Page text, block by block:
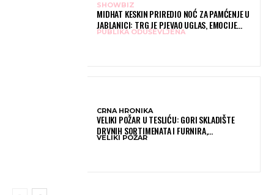
SHOWBIZ
MIDHAT KESKIN PRIREDIO NOĆ ZA PAMĆENJE U
JABLANICI: TRG JE PJEVAO UGLAS, EMOCIJE
PREPLAVILE RODNI GRAD
PUBLIKA ODUŠEVLJENA
CRNA HRONIKA
VELIKI POŽAR U TESLIĆU: GORI SKLADIŠTE
DRVNIH SORTIMENATA I FURNIRA,
VATROGASCIMA STIŽE POMOĆ IZ VIŠE GRADOVA
VELIKI POŽAR